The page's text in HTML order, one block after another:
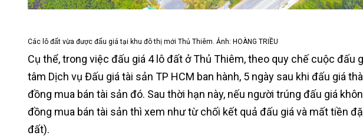
Các lô đất vừa được đấu giá tại khu đô thị mới Thủ Thiêm. Ảnh: HOÀNG TRIỀU
Cụ thể, trong việc đấu giá 4 lô đất ở Thủ Thiêm, theo quy chế cuộc đấu
tâm Dịch vụ Đấu giá tài sản TP HCM ban hành, 5 ngày sau khi đấu giá
đồng mua bán tài sản đó. Sau thời hạn này, nếu người trúng đấu giá
đồng mua bán tài sản thì xem như từ chối kết quả đấu giá và mất tiền
đất).